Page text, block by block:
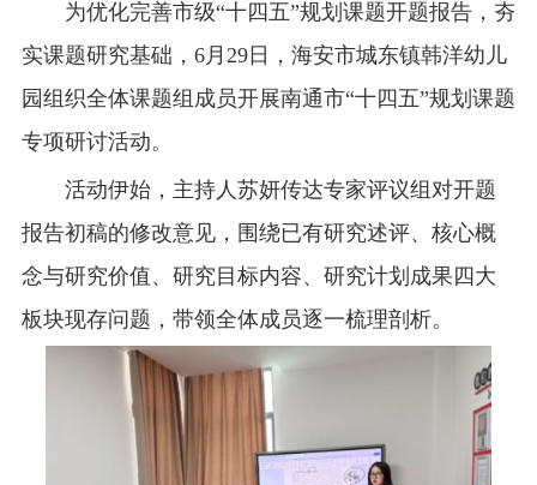
为优化完善市级“十四五”规划课题开题报告，夯
实课题研究基础，6月29日，海安市城东镇韩洋幼儿
园组织全体课题组成员开展南通市“十四五”规划课题
专项研讨活动。
活动伊始，主持人苏妍传达专家评议组对开题
报告初稿的修改意见，围绕已有研究述评、核心概
念与研究价值、研究目标内容、研究计划成果四大
板块现存问题，带领全体成员逐一梳理剖析。